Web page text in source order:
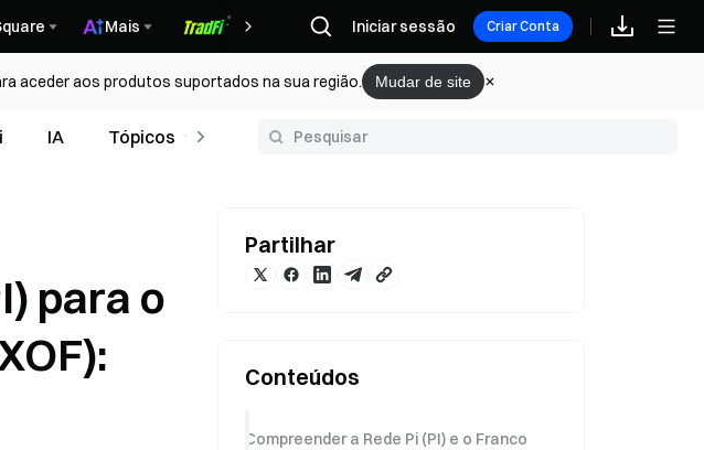
Mais Recompensas
Iniciar sessão Criar Conta
aceder aos produtos suportados na sua região. Mudar de site
IA Tópicos Glossário
para o
Partilhar
Conteúdos
Compreender a Rede Pi (PI) e o Franco